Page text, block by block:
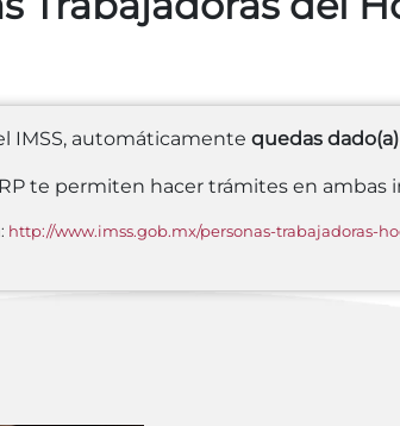
IMSS, automáticamente quedas
te permiten hacer trámites en ambas
http://www.imss.gob.mx/personas-trabajadoras-